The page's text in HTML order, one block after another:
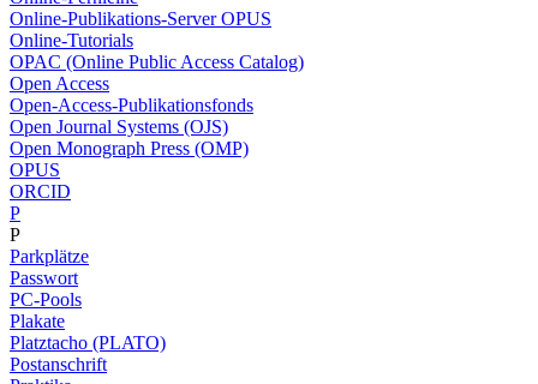
Online-Publikations-Server OPUS
Online-Tutorials
OPAC (Online Public Access Catalog)
Open Access
Open-Access-Publikationsfonds
Open Journal Systems (OJS)
Open Monograph Press (OMP)
OPUS
ORCID
P
P
Parkplätze
Passwort
PC-Pools
Plakate
Platztacho (PLATO)
Postanschrift